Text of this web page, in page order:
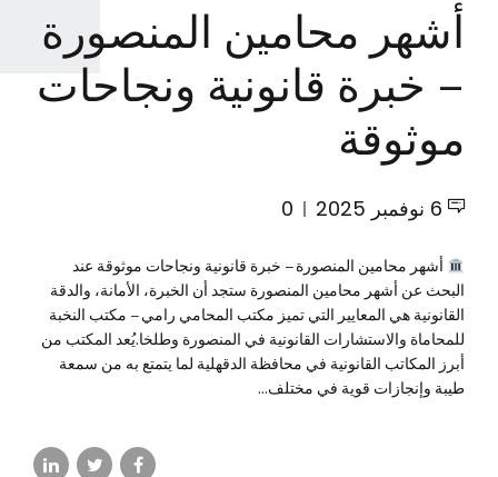
أشهر محامين المنصورة
– خبرة قانونية ونجاحات
موثوقة
6 نوفمبر 2025 0
أشهر محامين المنصورة – خبرة قانونية ونجاحات موثوقة عند
البحث عن أشهر محامين المنصورة ستجد أن الخبرة، الأمانة، والدقة
القانونية هي المعايير التي تميز مكتب المحامي رامي – مكتب النخبة
للمحاماة والاستشارات القانونية في المنصورة وطلخا.يُعد المكتب من
أبرز المكاتب القانونية في محافظة الدقهلية لما يتمتع به من سمعة
طيبة وإنجازات قوية في مختلف...